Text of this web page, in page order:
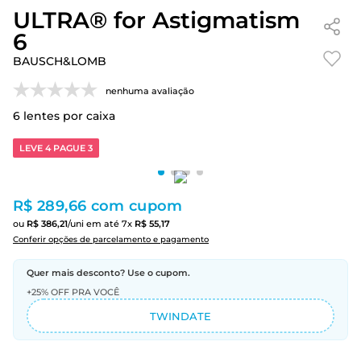
ULTRA® for Astigmatism
6
BAUSCH&LOMB
nenhuma avaliação
6 lentes por caixa
LEVE 4 PAGUE 3
R$ 289,66 com cupom
ou R$ 386,21/uni em até 7x R$ 55,17
Conferir opções de parcelamento e pagamento
Quer mais desconto? Use o cupom.
+25% OFF PRA VOCÊ
TWINDATE